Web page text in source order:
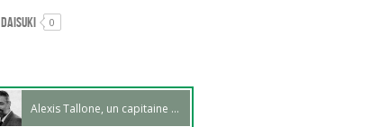
Daisuki 0
Alexis Tallone, un capitaine du dessin au rapport !